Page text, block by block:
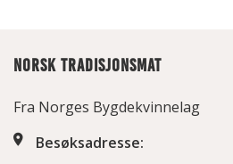
NORSK TRADISJONSMAT
Fra Norges Bygdekvinnelag
Besøksadresse: